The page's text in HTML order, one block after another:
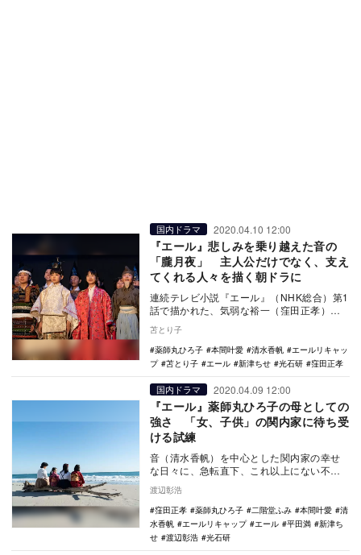
国内ドラマ 2020.04.10 12:00
『エール』悲しみを乗り越えた音の
「朧月夜」 主人公だけでなく、支え
てくれる人々を描く朝ドラに
連続テレビ小説『エール』（NHK総合）第1
話で描かれた、気弱な裕一（窪田正孝）の
の印象的な…
苫とり子
薬師丸ひろ子
本間叶愛 清水香帆
エールリキャッ
プ
苫とり子 エール 新津ちせ 光石研 窪田正孝
国内ドラマ 2020.04.09 12:00
『エール』薬師丸ひろ子の母としての
強さ 「女、子供」の関内家に待ち受
ける試練
音（清水香帆）を中心とした関内家の幸せ
な日々に、急転直下、これ以上にない不幸
な出来事が起きた、NHK連続テレビ小説
『エール』第9…
渡辺彰浩
窪田正孝
薬師丸ひろ子 二階堂ふみ 本間叶愛
清
水香帆
エールリキャップ エール 平田満
新津ち
せ
渡辺彰浩 光石研